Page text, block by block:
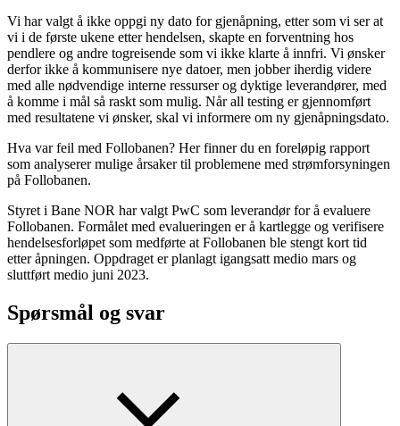
Vi har valgt å ikke oppgi ny dato for gjenåpning, etter som vi ser at
vi i de første ukene etter hendelsen, skapte en forventning hos
pendlere og andre togreisende som vi ikke klarte å innfri. Vi ønsker
derfor ikke å kommunisere nye datoer, men jobber iherdig videre
med alle nødvendige interne ressurser og dyktige leverandører, med
å komme i mål så raskt som mulig. Når all testing er gjennomført
med resultatene vi ønsker, skal vi informere om ny gjenåpningsdato.
Hva var feil med Follobanen? Her finner du en foreløpig rapport
som analyserer mulige årsaker til problemene med strømforsyningen
på Follobanen.
Styret i Bane NOR har valgt PwC som leverandør for å evaluere
Follobanen. Formålet med evalueringen er å kartlegge og verifisere
hendelsesforløpet som medførte at Follobanen ble stengt kort tid
etter åpningen. Oppdraget er planlagt igangsatt medio mars og
sluttført medio juni 2023.
Spørsmål og svar